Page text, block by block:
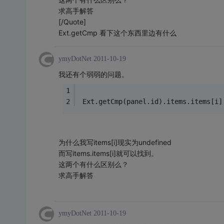
求高手解答
[/Quote]
Ext.getCmp 看下这个东西里边有什么
ymyDotNet 2011-10-19
我还有个弱弱的问题。
为什么我写items[i]现实为undefined
而写items.items[i]就可以找到。
这两个有什么区别么？
求高手解答
ymyDotNet 2011-10-19